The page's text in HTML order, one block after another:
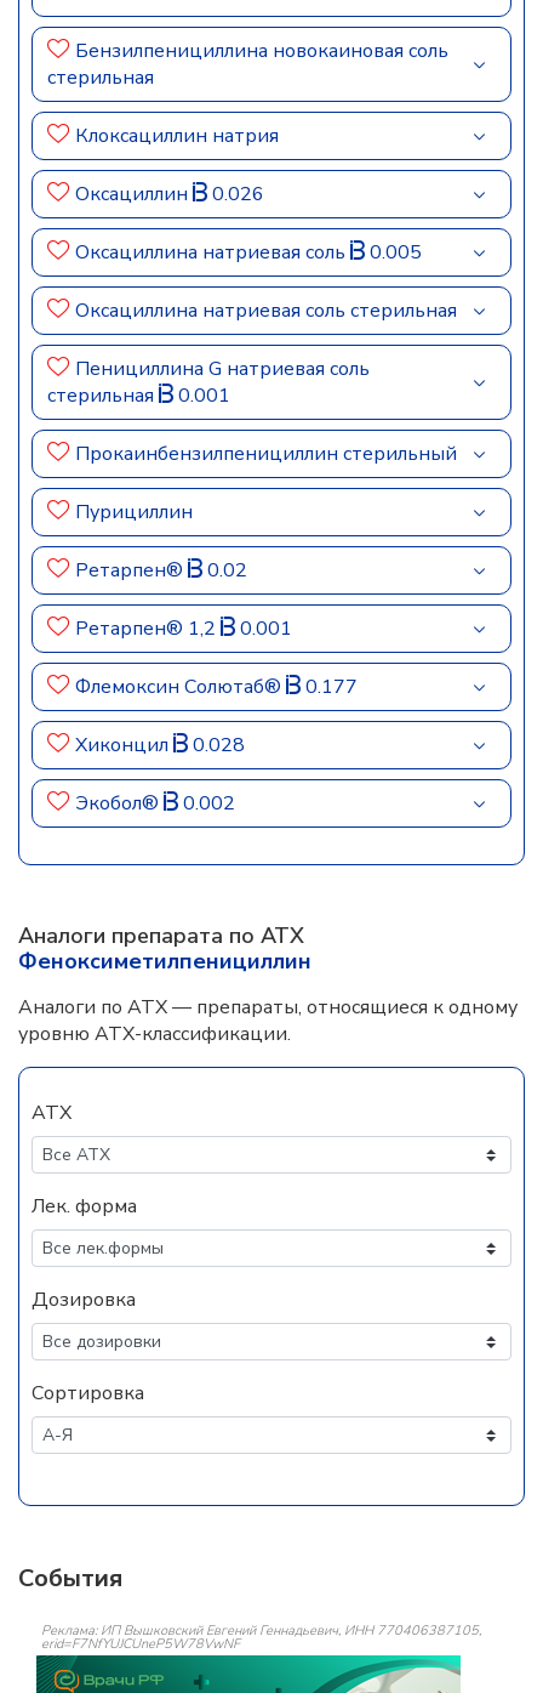
Бензилпенициллина новокаиновая соль
стерильная
Клоксациллин натрия
Оксациллин 0.026
Оксациллина натриевая соль 0.005
Оксациллина натриевая соль стерильная
Пенициллина G натриевая соль
стерильная
0.001
Прокаинбензилпенициллин стерильный
Пурициллин
Ретарпен® 0.02
Ретарпен® 1,2 0.001
Флемоксин Солютаб® 0.177
Хиконцил 0.028
Экобол® 0.002
Аналоги препарата по АТХ
Феноксиметилпенициллин
Аналоги по АТХ — препараты, относящиеся к одному
уровню АТХ-классификации.
АТХ
Лек. форма
Дозировка
Сортировка
События
Реклама: ИП Вышковский Евгений Геннадьевич, ИНН 770406387105,
erid=F7NfYUJCUneP5W78VwNF